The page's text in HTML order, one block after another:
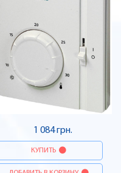
1 084 грн.
КУПИТЬ